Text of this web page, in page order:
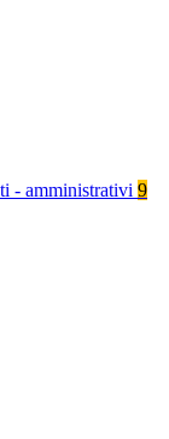
- amministrativi 9